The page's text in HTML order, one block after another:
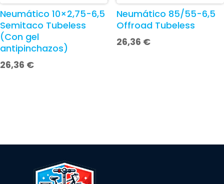
Neumático 10×2,75-6,5
Semitaco Tubeless
(Con gel
antipinchazos)
26,36 €
Neumático 85/55-6,5
Offroad Tubeless
26,36 €